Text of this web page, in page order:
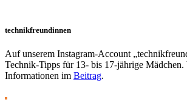
technikfreundinnen
Auf unserem Instagram-Account
Technik-Tipps für 13- bis 17-jährige Mädchen.
Informationen im Beitrag.